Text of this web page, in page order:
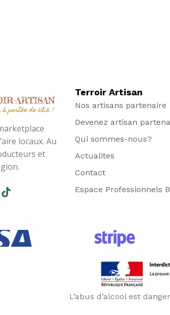
locaux. Au
et
Terroir Artisan
Nos artisans partenaire
Devenez artisan
Qui sommes-nous?
Actualites
Contact
Espace Professionnels
L’abus d’alcool est